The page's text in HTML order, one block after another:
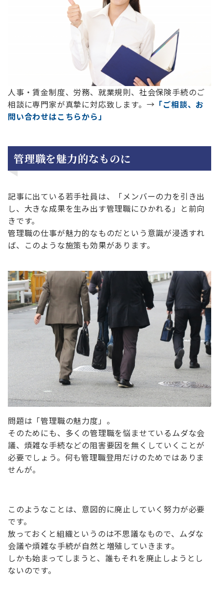
人事・賃金制度、労務、就業規則、社会保険手続のご
相談に専門家が真摯に対応致します。→ 「ご相談、お
問い合わせはこちらから」
管理職を魅力的なものに
記事に出ている若手社員は、「メンバーの力を引き出
し、大きな成果を生み出す管理職にひかれる」と前向
きです。
管理職の仕事が魅力的なものだという意識が浸透すれ
ば、このような施策も効果があります。
問題は「管理職の魅力度」。
そのためにも、多くの管理職を悩ませているムダな会
議、煩雑な手続などの阻害要因を無くしていくことが
必要でしょう。何も管理職登用だけのためではありま
せんが。
このようなことは、意図的に廃止していく努力が必要
です。
放っておくと組織というのは不思議なもので、ムダな
会議や煩雑な手続が自然と増殖していきます。
しかも始まってしまうと、誰もそれを廃止しようとし
ないのです。